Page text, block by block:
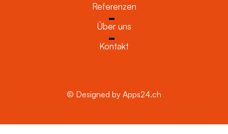
Referenzen
Über uns
Kontakt
© Designed by Apps24.ch